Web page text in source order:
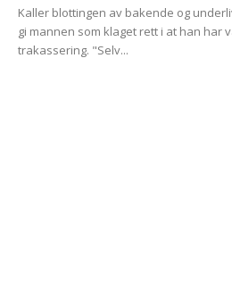
Kaller blottingen av bakende og
gi mannen som klaget rett i at han har
trakassering. "Selv...